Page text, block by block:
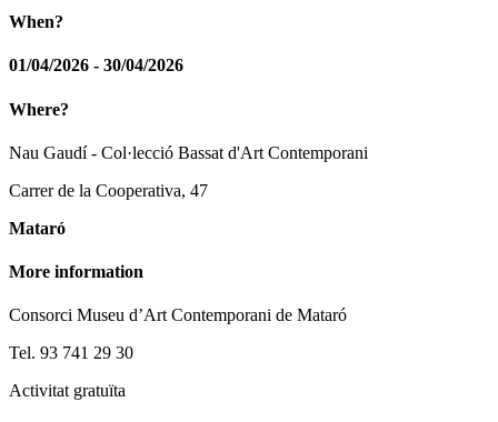
When?
01/04/2026 - 30/04/2026
Where?
Nau Gaudí - Col·lecció Bassat d'Art Contemporani
Carrer de la Cooperativa, 47
Mataró
More information
Consorci Museu d’Art Contemporani de Mataró
Tel. 93 741 29 30
Activitat gratuïta